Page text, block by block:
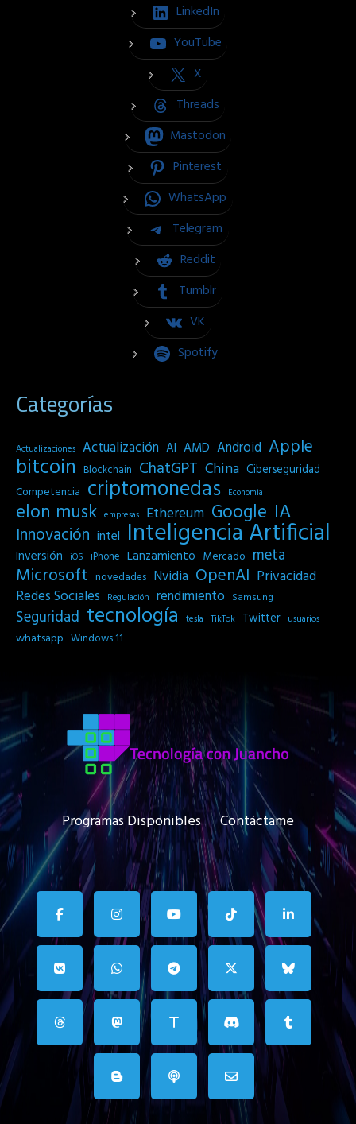
LinkedIn
YouTube
X
Threads
Mastodon
Pinterest
WhatsApp
Telegram
Reddit
Tumblr
VK
Spotify
Categorías
Actualizaciones Actualización AI AMD Android Apple
bitcoin Blockchain ChatGPT China Ciberseguridad
Competencia criptomonedas Economia
elon musk empresas Ethereum Google IA
Innovación intel Inteligencia Artificial
Inversión iOS iPhone Lanzamiento Mercado meta
Microsoft novedades Nvidia OpenAI Privacidad
Redes Sociales
Regulación rendimiento Samsung
Seguridad tecnología tesla TikTok Twitter usuarios
whatsapp Windows 11
Programas Disponibles Contáctame